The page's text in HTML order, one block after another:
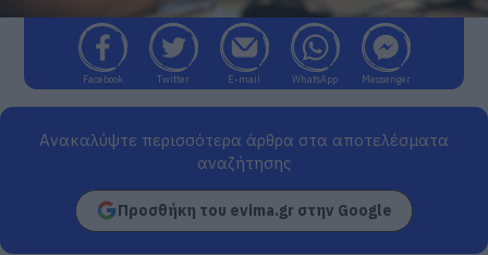
Facebook Twitter E-mail WhatsApp Messenger
Ανακαλύψτε περισσότερα άρθρα στα αποτελέσματα
αναζήτησης
Προσθήκη του evima.gr στην Google